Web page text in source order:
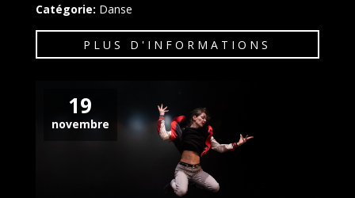
Catégorie: Danse
PLUS D'INFORMATIONS
19
novembre